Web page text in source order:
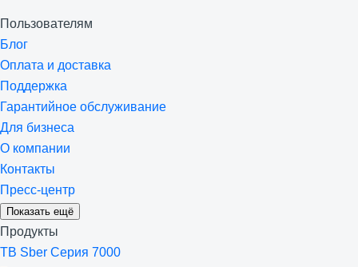
Пользователям
Блог
Оплата и доставка
Поддержка
Гарантийное обслуживание
Для бизнеса
О компании
Контакты
Пресс-центр
Показать ещё
Продукты
ТВ Sber Серия 7000